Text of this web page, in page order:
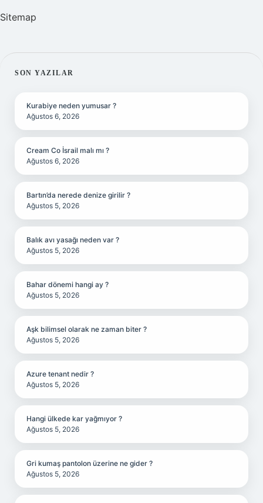
Sitemap
SIDEBAR
SON YAZILAR
Kurabiye neden yumusar ?
Ağustos 6, 2026
Cream Co İsrail malı mı ?
Ağustos 6, 2026
Bartın’da nerede denize girilir ?
Ağustos 5, 2026
Balık avı yasağı neden var ?
Ağustos 5, 2026
Bahar dönemi hangi ay ?
Ağustos 5, 2026
Aşk bilimsel olarak ne zaman biter ?
Ağustos 5, 2026
Azure tenant nedir ?
Ağustos 5, 2026
Hangi ülkede kar yağmıyor ?
Ağustos 5, 2026
Gri kumaş pantolon üzerine ne gider ?
Ağustos 5, 2026